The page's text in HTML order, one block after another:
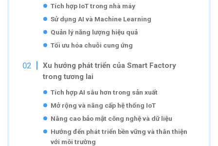
Tích hợp IoT trong nhà máy
Sử dụng AI và Machine Learning
Quản lý năng lượng hiệu quả
Tối ưu hóa chuỗi cung ứng
Xu hướng phát triển của Smart Factory
trong tương lai
Tích hợp AI sâu hơn trong sản xuất
Mở rộng và nâng cấp hệ thống IoT
Nâng cao bảo mật công nghệ và dữ liệu
Hướng đến phát triển bền vững và thân thiện
với môi trường